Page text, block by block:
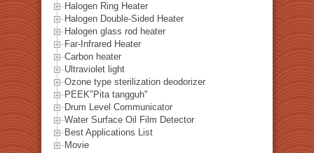
Halogen Ring Heater
Halogen Double-Sided Heater
Halogen glass rod heater
Far-Infrared Heater
Carbon heater
Ultraviolet light
Ozone type sterilization deodorizer
PEEK"Pita tangguh"
Drum Level Communicator
Water Surface Oil Film Detector
Best Applications List
Movie